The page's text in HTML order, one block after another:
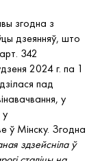
згодна з
дзеянняў, што
342
2024 г. па 1
пад
у
ў Мінску. Згодна
здзейсніла ў